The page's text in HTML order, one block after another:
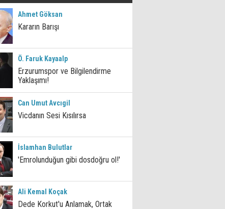
Ahmet Göksan
Kararın Barışı
Ö. Faruk Kayaalp
Erzurumspor ve Bilgilendirme
Yaklaşımı!
Can Umut Avcıgil
Vicdanın Sesi Kısılırsa
İslamhan Bulutlar
'Emrolunduğun gibi dosdoğru ol!'
Ali Kemal Koçak
Dede Korkut'u Anlamak, Ortak